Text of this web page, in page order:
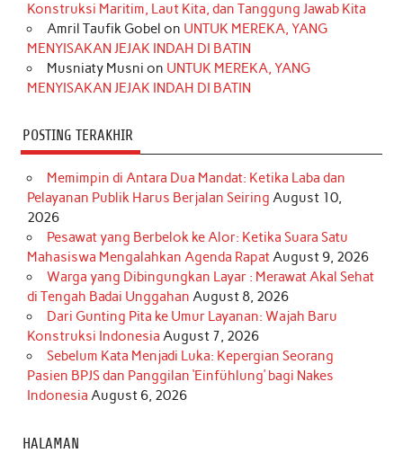
k
a
m
s
t
n
Konstruksi Maritim, Laut Kita, dan Tanggung Jawab Kita
Amril Taufik Gobel on UNTUK MEREKA, YANG
MENYISAKAN JEJAK INDAH DI BATIN
Musniaty Musni on UNTUK MEREKA, YANG
MENYISAKAN JEJAK INDAH DI BATIN
POSTING TERAKHIR
Memimpin di Antara Dua Mandat: Ketika Laba dan
Pelayanan Publik Harus Berjalan Seiring August 10,
2026
Pesawat yang Berbelok ke Alor: Ketika Suara Satu
Mahasiswa Mengalahkan Agenda RapatAugust 9, 2026
Warga yang Dibingungkan Layar : Merawat Akal Sehat
di Tengah Badai Unggahan August 8, 2026
Dari Gunting Pita ke Umur Layanan: Wajah Baru
Konstruksi Indonesia August 7, 2026
Sebelum Kata Menjadi Luka: Kepergian Seorang
Pasien BPJS dan Panggilan ‘Einfühlung’ bagi Nakes
Indonesia August 6, 2026
HALAMAN